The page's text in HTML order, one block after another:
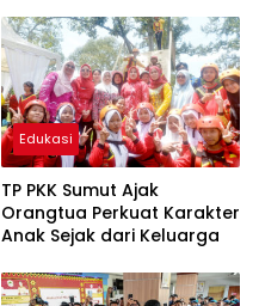
Edukasi
TP PKK Sumut Ajak
Orangtua Perkuat Karakter
Anak Sejak dari Keluarga